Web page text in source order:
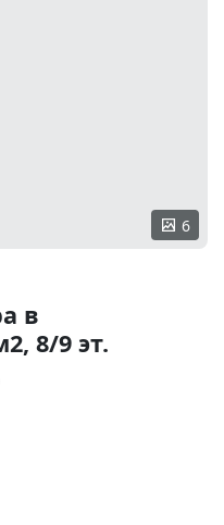
6
в
8/9 эт.